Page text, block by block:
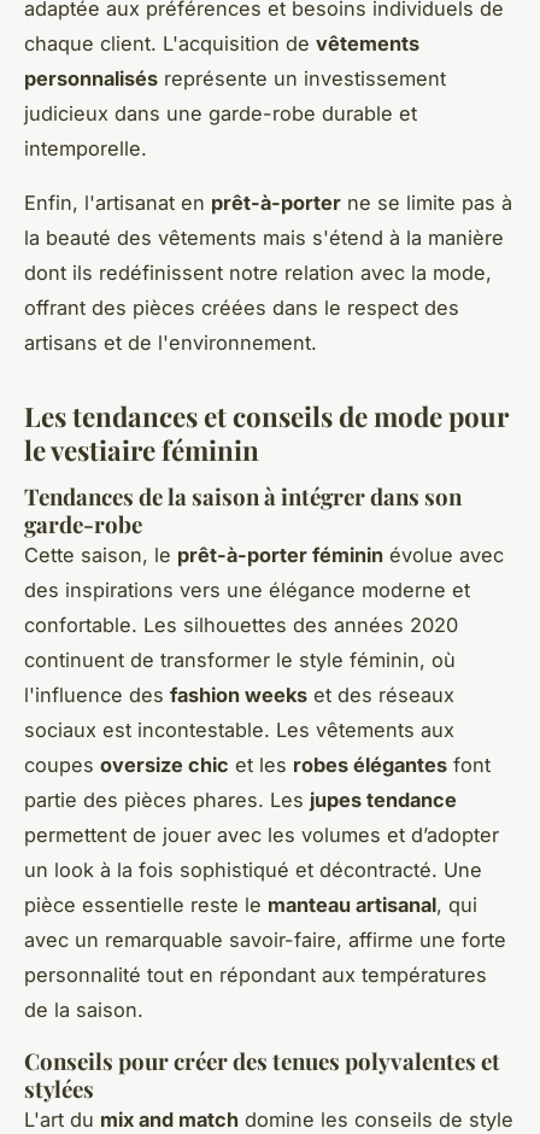
adaptée aux préférences et besoins individuels de
chaque client. L'acquisition de vêtements
personnalisés représente un investissement
judicieux dans une garde-robe durable et
intemporelle.
Enfin, l'artisanat en prêt-à-porter ne se limite pas à
la beauté des vêtements mais s'étend à la manière
dont ils redéfinissent notre relation avec la mode,
offrant des pièces créées dans le respect des
artisans et de l'environnement.
Les tendances et conseils de mode pour
le vestiaire féminin
Tendances de la saison à intégrer dans son
garde-robe
Cette saison, le prêt-à-porter féminin évolue avec
des inspirations vers une élégance moderne et
confortable. Les silhouettes des années 2020
continuent de transformer le style féminin, où
l'influence des fashion weeks et des réseaux
sociaux est incontestable. Les vêtements aux
coupes oversize chic et les robes élégantes font
partie des pièces phares. Les jupes tendance
permettent de jouer avec les volumes et d’adopter
un look à la fois sophistiqué et décontracté. Une
pièce essentielle reste le manteau artisanal, qui
avec un remarquable savoir-faire, affirme une forte
personnalité tout en répondant aux températures
de la saison.
Conseils pour créer des tenues polyvalentes et
stylées
L'art du mix and match domine les conseils de style